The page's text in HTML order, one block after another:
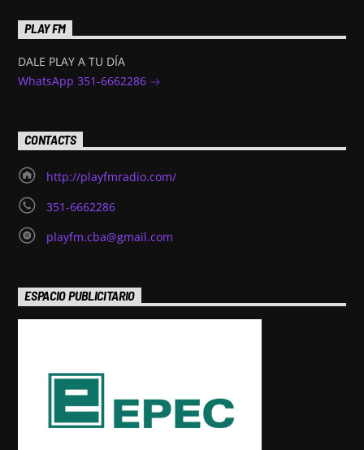
PLAY FM
DALE PLAY A TU DÍA
WhatsApp 351-6662286
CONTACTS
http://playfmradio.com/
351-6662286
playfm.cba@gmail.com
ESPACIO PUBLICITARIO